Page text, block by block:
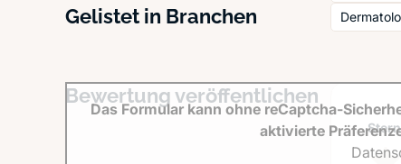
Gelistet in Branchen
Bewertung veröffentlichen
Das Formular kann ohne reCaptcha-
aktivierte